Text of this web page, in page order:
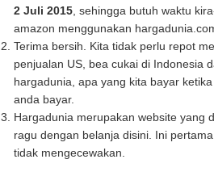
2 Juli 2015 , sehingga butuh waktu
amazon menggunakan
Terima bersih. Kita tidak perlu repot
penjualan US, bea cukai di Indonesia
hargadunia, apa yang kita bayar
anda bayar.
Hargadunia merupakan website yang
ragu dengan belanja disini. Ini
tidak mengecewakan.